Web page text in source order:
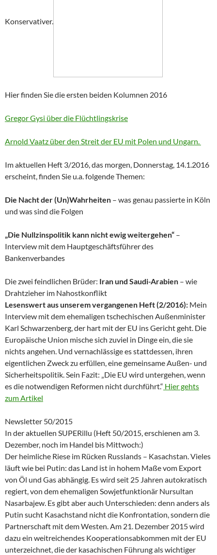
Konservativer.
Hier finden Sie die ersten beiden Kolumnen 2016
Gregor Gysi über die Flüchtlingskrise
Arnold Vaatz über den Streit der EU mit Polen und Ungarn.
Im aktuellen Heft 3/2016, das morgen, Donnerstag, 14.1.2016
erscheint, finden Sie u.a. folgende Themen:
Die Nacht der (Un)Wahrheiten – was genau passierte in Köln
und was sind die Folgen
„Die Nullzinspolitik kann nicht ewig weitergehen“ –
Interview mit dem Hauptgeschäftsführer des
Bankenverbandes
Die zwei feindlichen Brüder: Iran und Saudi-Arabien – wie
Drahtzieher im Nahostkonflikt
Lesenswert aus unserem vergangenen Heft (2/2016): Mein
Interview mit dem ehemaligen tschechischen Außenminister
Karl Schwarzenberg, der hart mit der EU ins Gericht geht. Die
Europäische Union mische sich zuviel in Dinge ein, die sie
nichts angehen. Und vernachlässige es stattdessen, ihren
eigentlichen Zweck zu erfüllen, eine gemeinsame Außen- und
Sicherheitspolitik. Sein Fazit: „Die EU wird untergehen, wenn
es die notwendigen Reformen nicht durchführt.“ Hier gehts
zum Artikel
Newsletter 50/2015
In der aktuellen SUPERillu (Heft 50/2015, erschienen am 3.
Dezember, noch im Handel bis Mittwoch:)
Der heimliche Riese im Rücken Russlands – Kasachstan. Vieles
läuft wie bei Putin: das Land ist in hohem Maße vom Export
von Öl und Gas abhängig. Es wird seit 25 Jahren autokratisch
regiert, von dem ehemaligen Sowjetfunktionär Nursultan
Nasarbajew. Es gibt aber auch Unterschieden: denn anders als
Putin sucht Kasachstand nicht die Konfrontation, sondern die
Partnerschaft mit dem Westen. Am 21. Dezember 2015 wird
dazu ein weitreichendes Kooperationsabkommen mit der EU
unterzeichnet, die der kasachischen Führung als wichtiger